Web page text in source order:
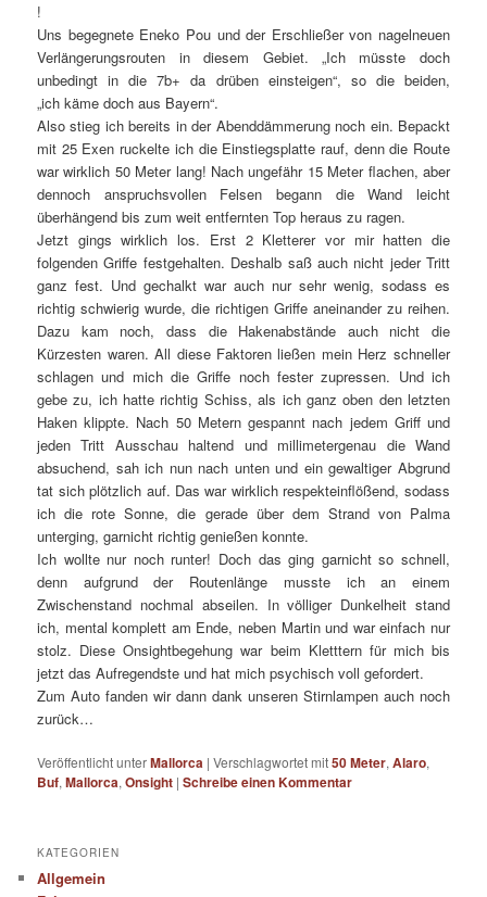
!
Uns begegnete Eneko Pou und der Erschließer von nagelneuen
Verlängerungsrouten in diesem Gebiet. „Ich müsste doch
unbedingt in die 7b+ da drüben einsteigen“, so die beiden,
„ich käme doch aus Bayern“.
Also stieg ich bereits in der Abenddämmerung noch ein. Bepackt
mit 25 Exen ruckelte ich die Einstiegsplatte rauf, denn die Route
war wirklich 50 Meter lang! Nach ungefähr 15 Meter flachen, aber
dennoch anspruchsvollen Felsen begann die Wand leicht
überhängend bis zum weit entfernten Top heraus zu ragen.
Jetzt gings wirklich los. Erst 2 Kletterer vor mir hatten die
folgenden Griffe festgehalten. Deshalb saß auch nicht jeder Tritt
ganz fest. Und gechalkt war auch nur sehr wenig, sodass es
richtig schwierig wurde, die richtigen Griffe aneinander zu reihen.
Dazu kam noch, dass die Hakenabstände auch nicht die
Kürzesten waren. All diese Faktoren ließen mein Herz schneller
schlagen und mich die Griffe noch fester zupressen. Und ich
gebe zu, ich hatte richtig Schiss, als ich ganz oben den letzten
Haken klippte. Nach 50 Metern gespannt nach jedem Griff und
jeden Tritt Ausschau haltend und millimetergenau die Wand
absuchend, sah ich nun nach unten und ein gewaltiger Abgrund
tat sich plötzlich auf. Das war wirklich respekteinflößend, sodass
ich die rote Sonne, die gerade über dem Strand von Palma
unterging, garnicht richtig genießen konnte.
Ich wollte nur noch runter! Doch das ging garnicht so schnell,
denn aufgrund der Routenlänge musste ich an einem
Zwischenstand nochmal abseilen. In völliger Dunkelheit stand
ich, mental komplett am Ende, neben Martin und war einfach nur
stolz. Diese Onsightbegehung war beim Kletttern für mich bis
jetzt das Aufregendste und hat mich psychisch voll gefordert.
Zum Auto fanden wir dann dank unseren Stirnlampen auch noch
zurück…
Veröffentlicht unterMallorca |Verschlagwortet mit50 Meter,Alaro,
Buf,Mallorca,Onsight |Schreibe einen Kommentar
KATEGORIEN
Allgemein